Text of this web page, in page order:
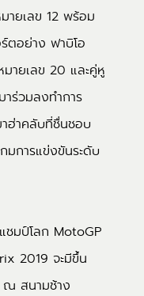
ายเลข 12 พร้อม
ตอย่าง ฟาบิโอ
มายเลข 20 และคู่หู
ร่วมลงทำการ
ฮ่าคลับที่ชื่นชอบ
มการแข่งขันระดับ
ชมป์โลก MotoGP
2019 จะมีขึ้น
ณ สนามช้าง